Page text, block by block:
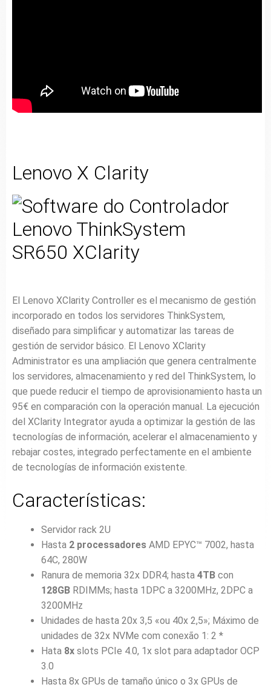
Lenovo X Clarity
El Lenovo XClarity Controller es el mecanismo de gestión
incorporado en todos los servidores ThinkSystem,
diseñado para simplificar y automatizar las tareas de
gestión de servidor básico. El Lenovo XClarity
Administrator es una ampliación que genera centralmente
los servidores, almacenamiento y red del ThinkSystem, lo
que puede reducir el tiempo de aprovisionamiento hasta un
95€ en comparación con la operación manual. La ejecución
del XClarity Integrator ayuda a optimizar la gestión de las
tecnologías de información, acelerar el almacenamiento y
rebajar costes, integrado perfectamente en el ambiente
de tecnologías de información existente.
Características:
Servidor rack 2U
Hasta 2 processadores AMD EPYC™ 7002, hasta
64C, 280W
Ranura de memoria 32x DDR4; hasta 4TB con
128GB RDIMMs; hasta 1DPC a 3200MHz, 2DPC a
3200MHz
Unidades de hasta 20x 3,5 «ou 40x 2,5»; Máximo de
unidades de 32x NVMe com conexão 1: 2 *
Hata 8x slots PCIe 4.0, 1x slot para adaptador OCP
3.0
Hasta 8x GPUs de tamaño único o 3x GPUs de